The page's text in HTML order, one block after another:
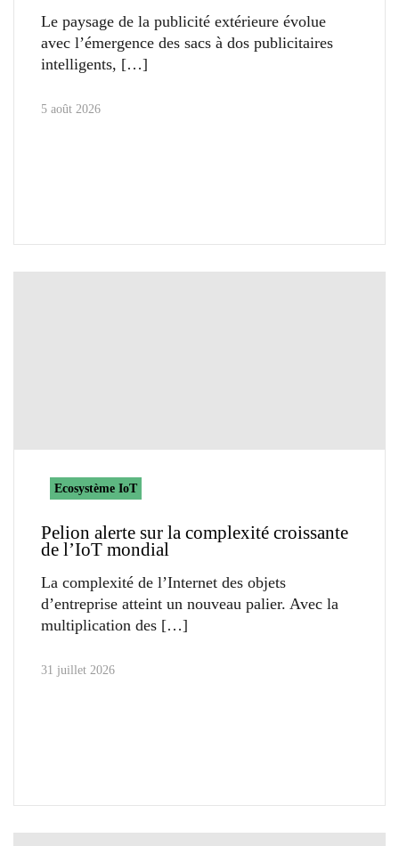
Le paysage de la publicité extérieure évolue
avec l’émergence des sacs à dos publicitaires
intelligents,
5 août 2026
Ecosystème IoT
Pelion alerte sur la complexité croissante
de l’IoT mondial
La complexité de l’Internet des objets
d’entreprise atteint un nouveau palier. Avec la
multiplication des
31 juillet 2026